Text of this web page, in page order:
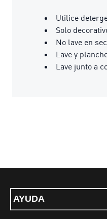
Utilice
Solo
No lave en
Lave y
Lave junto a
AYUDA